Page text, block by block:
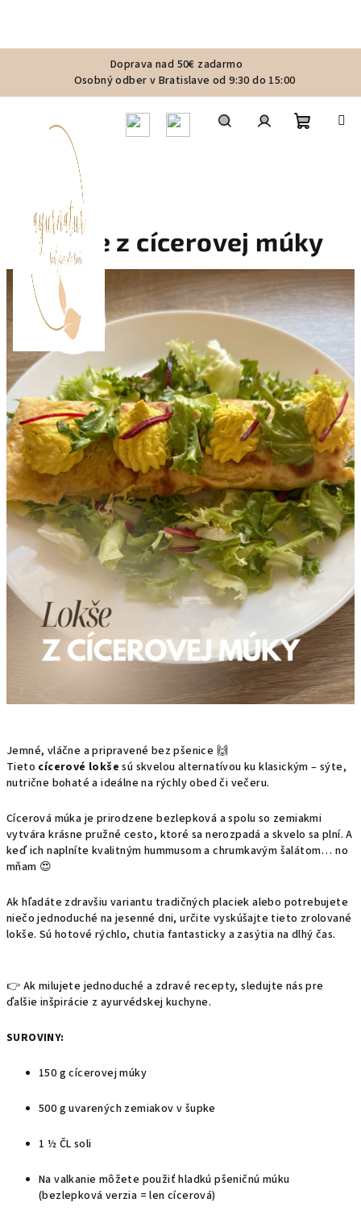
Doprava nad 50€ zadarmo
Osobný odber v Bratislave od 9:30 do 15:00
Lokše z cícerovej múky
Jemné, vláčne a pripravené bez pšenice 🙌
Tieto cícerové lokše sú skvelou alternatívou ku klasickým – sýte,
nutrične bohaté a ideálne na rýchly obed či večeru.
Cícerová múka je prirodzene bezlepková a spolu so zemiakmi
vytvára krásne pružné cesto, ktoré sa nerozpadá a skvelo sa plní. A
keď ich naplníte kvalitným hummusom a chrumkavým šalátom… no
mňam 😍
Ak hľadáte zdravšiu variantu tradičných placiek alebo potrebujete
niečo jednoduché na jesenné dni, určite vyskúšajte tieto zrolované
lokše. Sú hotové rýchlo, chutia fantasticky a zasýtia na dlhý čas.
👉 Ak milujete jednoduché a zdravé recepty, sledujte nás pre
ďalšie inšpirácie z ayurvédskej kuchyne.
SUROVINY:
150 g cícerovej múky
500 g uvarených zemiakov v šupke
1 ½ ČL soli
Na valkanie môžete použiť hladkú pšeničnú múku
(bezlepková verzia = len cícerová)